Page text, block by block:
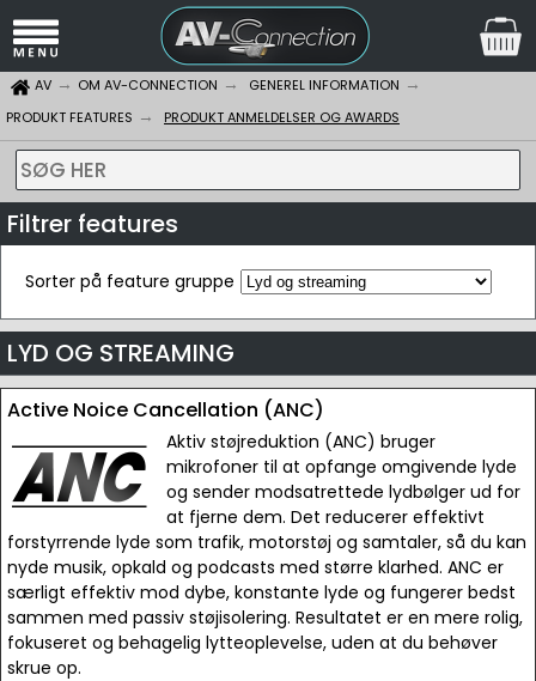
AV OM AV-CONNECTION
GENEREL INFORMATION
PRODUKT FEATURES
PRODUKT ANMELDELSER OG AWARDS
SØG HER
Filtrer features
Sorter på feature gruppe
LYD OG STREAMING
Active Noice Cancellation (ANC)
Aktiv støjreduktion (ANC) bruger
mikrofoner til at opfange omgivende lyde
og sender modsatrettede lydbølger ud for
at fjerne dem. Det reducerer effektivt
forstyrrende lyde som trafik, motorstøj og samtaler, så du kan
nyde musik, opkald og podcasts med større klarhed. ANC er
særligt effektiv mod dybe, konstante lyde og fungerer bedst
sammen med passiv støjisolering. Resultatet er en mere rolig,
fokuseret og behagelig lytteoplevelse, uden at du behøver
skrue op.